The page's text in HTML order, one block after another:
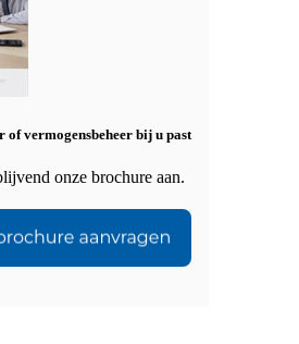
of vermogensbeheer bij u past
onze brochure aan.